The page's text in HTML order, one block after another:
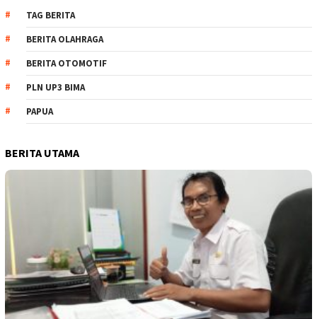
TAG BERITA
BERITA OLAHRAGA
BERITA OTOMOTIF
PLN UP3 BIMA
PAPUA
BERITA UTAMA